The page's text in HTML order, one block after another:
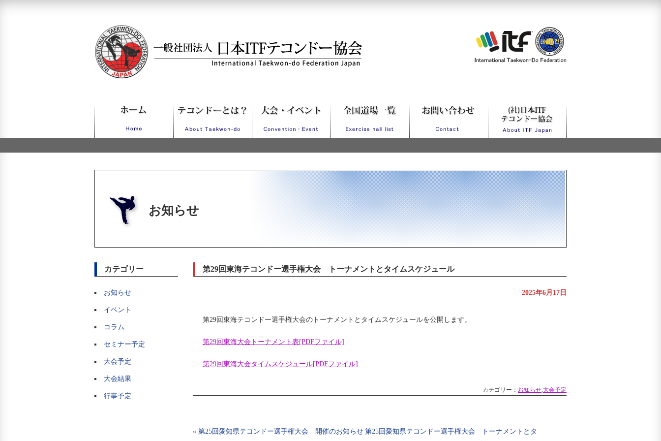
お知らせ
カテゴリー
お知らせ
イベント
コラム
セミナー予定
大会予定
大会結果
行事予定
第29回東海テコンドー選手権大会 トーナメントとタイムスケジュール
2025年6月17日
第29回東海テコンドー選手権大会のトーナメントとタイムスケジュールを公開します。
第29回東海大会トーナメント表[PDFファイル]
第29回東海大会タイムスケジュール[PDFファイル]
カテゴリー： お知らせ,大会予定
« 第25回愛知県テコンドー選手権大会 開催のお知らせ 第25回愛知県テコンドー選手権大会 トーナメントとタ